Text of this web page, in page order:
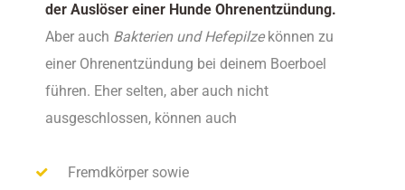
der Auslöser einer Hunde Ohrenentzündung.
Aber auch Bakterien und Hefepilzekönnen zu
einer Ohrenentzündung bei deinem Boerboel
führen. Eher selten, aber auch nicht
ausgeschlossen, können auch
Fremdkörper sowie